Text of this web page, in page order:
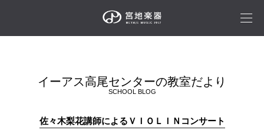
イーアス高尾センターの教室だより
SCHOOL BLOG
佐々木梨花講師によるＶＩＯＬＩＮコンサート